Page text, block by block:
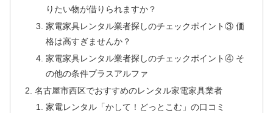
りたい物が借りられますか？
家電家具レンタル業者探しのチェックポイント③ 価
格は高すぎませんか？
家電家具レンタル業者探しのチェックポイント④ そ
の他の条件プラスアルファ
名古屋市西区でおすすめのレンタル家電家具業者
家電レンタル「かして！どっとこむ」の口コミ